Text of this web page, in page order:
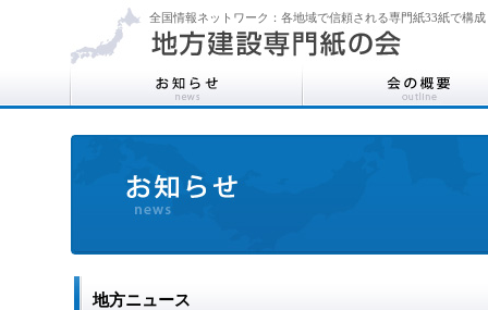
全国情報ネットワーク：各地域で信頼される専門紙33紙で構成
地方ニュース